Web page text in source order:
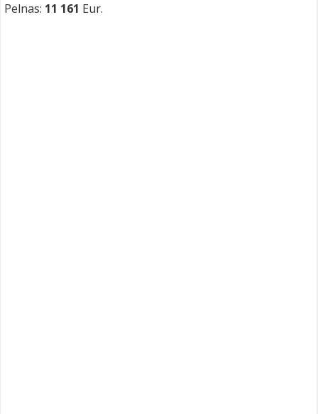
Pelnas: 11 161 Eur.